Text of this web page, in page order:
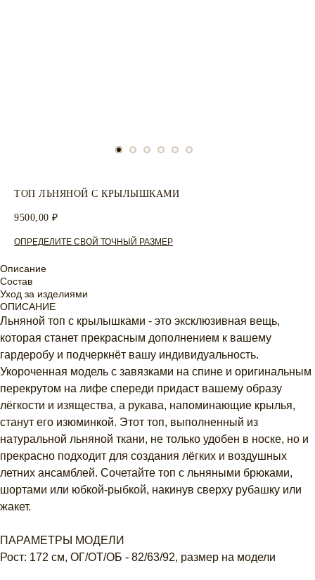
ТОП ЛЬНЯНОЙ С КРЫЛЫШКАМИ
9500,00 ₽
ОПРЕДЕЛИТЕ СВОЙ ТОЧНЫЙ РАЗМЕР
Описание
Состав
Уход за изделиями
ОПИСАНИЕ
Льняной топ с крылышками - это эксклюзивная вещь,
которая станет прекрасным дополнением к вашему
гардеробу и подчеркнёт вашу индивидуальность.
Укороченная модель с завязками на спине и оригинальным
перекрутом на лифе спереди придаст вашему образу
лёгкости и изящества, а рукава, напоминающие крылья,
станут его изюминкой. Этот топ, выполненный из
натуральной льняной ткани, не только удобен в носке, но и
прекрасно подходит для создания лёгких и воздушных
летних ансамблей. Сочетайте топ с льняными брюками,
шортами или юбкой-рыбкой, накинув сверху рубашку или
жакет.
ПАРАМЕТРЫ МОДЕЛИ
Рост: 172 см, ОГ/ОТ/ОБ - 82/63/92, размер на модели